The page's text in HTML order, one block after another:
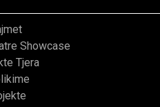
Showcase
Tjera